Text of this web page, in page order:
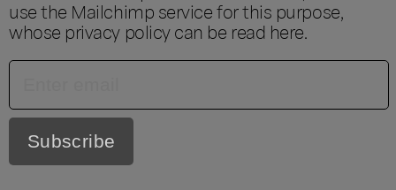
use the Mailchimp service for this purpose,
whose privacy policy can be read here.